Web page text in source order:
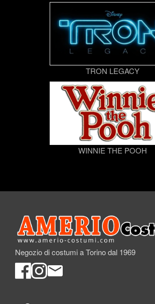
TRON LEGACY
WINNIE THE POOH
Negozio di costumi a Torino dal 1969